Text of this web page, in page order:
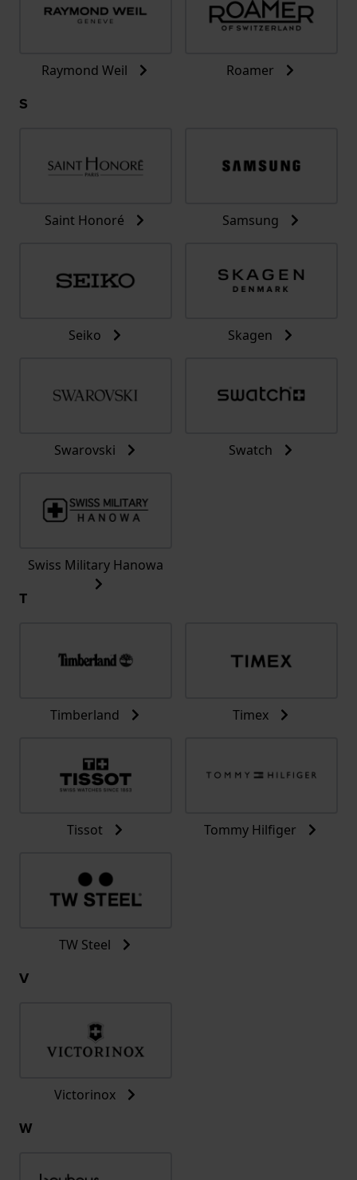
Raymond Weil Roamer
S
Saint Honoré Samsung
Seiko Skagen
Swarovski Swatch
Swiss Military Hanowa
T
Timberland Timex
Tissot Tommy Hilfiger
TW Steel
V
Victorinox
W